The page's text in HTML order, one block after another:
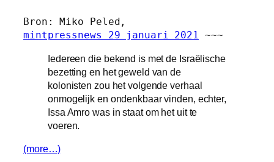
mintpressnews 29 januari 2021
~~~
Iedereen die bekend is met de Israëlische
bezetting en het geweld van de
kolonisten zou het volgende verhaal
onmogelijk en ondenkbaar vinden, echter,
Issa Amro was in staat om het uit te
voeren.
(more…)